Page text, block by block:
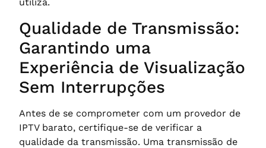
utiliza.
Qualidade de Transmissão:
Garantindo uma
Experiência de Visualização
Sem Interrupções
Antes de se comprometer com um provedor de
IPTV barato, certifique-se de verificar a
qualidade da transmissão. Uma transmissão de